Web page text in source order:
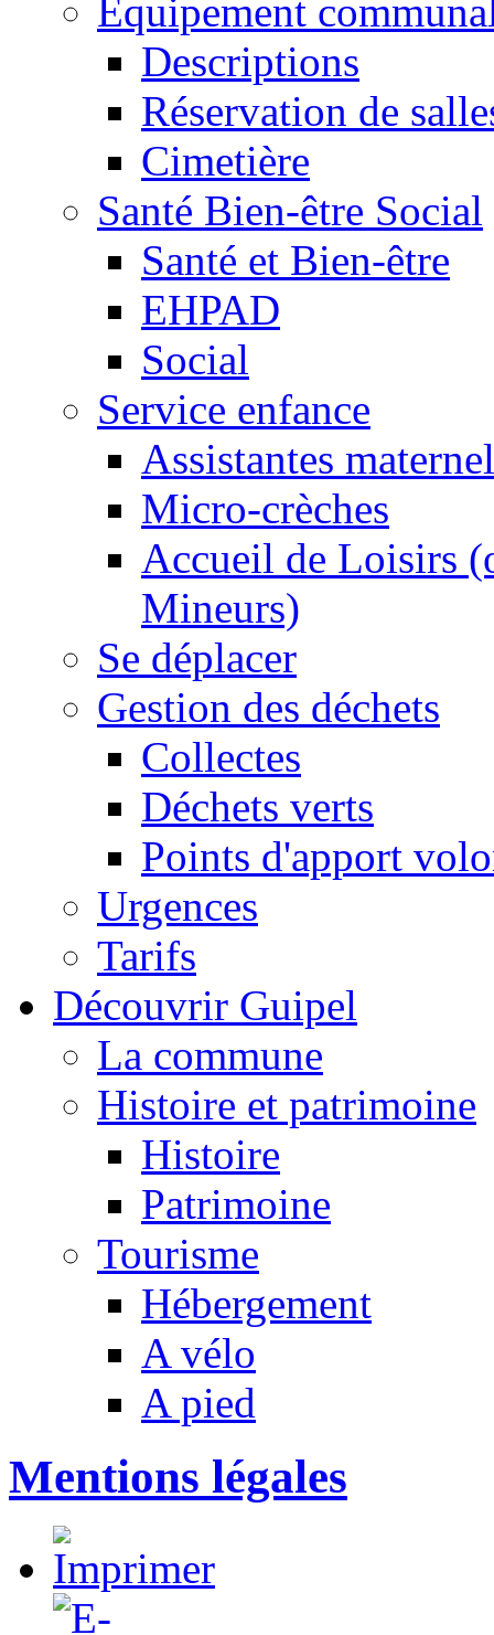
Equipement
Descriptions
Réservation de
Cimetière
Santé Bien-être Social
Santé et Bien-être
EHPAD
Social
Service enfance
Assistantes
Micro-crèches
Accueil de Loisirs
Mineurs)
Se déplacer
Gestion des déchets
Collectes
Déchets verts
Points d'apport
Urgences
Tarifs
Découvrir Guipel
La commune
Histoire et patrimoine
Histoire
Patrimoine
Tourisme
Hébergement
A vélo
A pied
Mentions légales